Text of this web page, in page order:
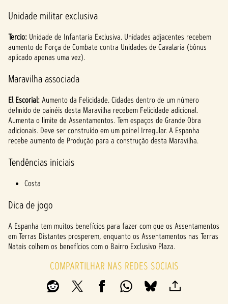
Unidade militar exclusiva
Tercio: Unidade de Infantaria Exclusiva. Unidades adjacentes recebem
aumento de Força de Combate contra Unidades de Cavalaria (bônus
aplicado apenas uma vez).
Maravilha associada
El Escorial:Aumento da Felicidade. Cidades dentro de um número
definido de painéis desta Maravilha recebem Felicidade adicional.
Aumenta o limite de Assentamentos. Tem espaços de Grande Obra
adicionais. Deve ser construído em um painel Irregular. A Espanha
recebe aumento de Produção para a construção desta Maravilha.
Tendências iniciais
Costa
Dica de jogo
A Espanha tem muitos benefícios para fazer com que os Assentamentos
em Terras Distantes prosperem, enquanto os Assentamentos nas Terras
Natais colhem os benefícios com o Bairro Exclusivo Plaza.
COMPARTILHAR NAS REDES SOCIAIS